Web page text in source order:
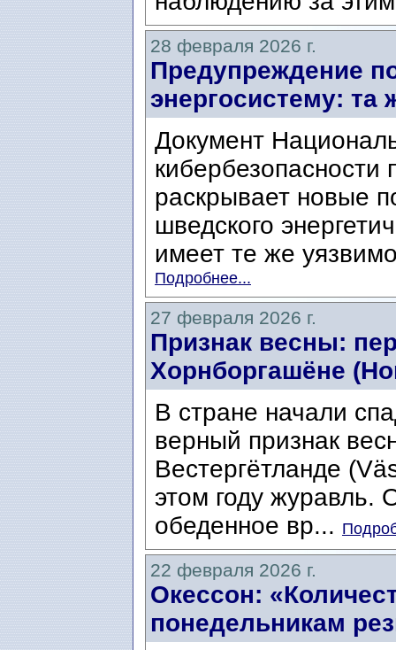
28 февраля 2026 г.
Предупреждение
энергосистему: та
Документ
раскрывает новые
шведского
имеет те же
Подробнее...
27 февраля 2026 г.
Признак весны:
Хорнборгашёне
В стране начали
верный признак
Вестергётланде
этом году журавль.
обеденное вр...
22 февраля 2026 г.
Окессон:
понедельникам